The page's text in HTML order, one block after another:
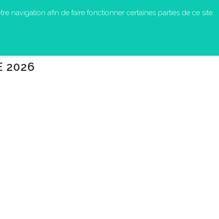
2026
navigation afin de faire fonctionner certaines parties de ce site.